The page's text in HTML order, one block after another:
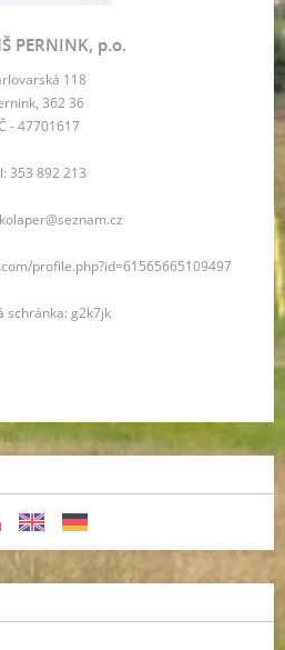
PERNINK, p.o.
118
362 36
- 47701617
353 892 213
profile.php?id=61565665109497
schránka: g2k7jk